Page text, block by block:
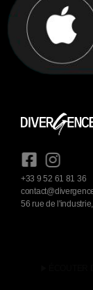
+33 9 52 61 81 36
56 rue de